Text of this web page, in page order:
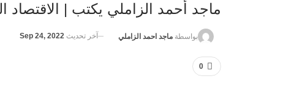
ماجد أحمد الزاملي يكتب | الاقتصاد
بواسطة ماجد احمد الزاملي آخر تحديث Sep 24, 2022
0